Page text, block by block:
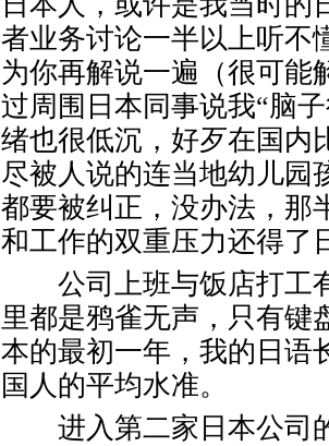
者业务讨论一半以上听不
为你再解说一遍（很可能
过周围日本同事说我“脑
绪也很低沉，好歹在国内
尽被人说的连当地幼儿园
都要被纠正，没办法，那
和工作的双重压力还得了
公司上班与饭店打工
里都是鸦雀无声，只有键
本的最初一年，我的日语
国人的平均水准。
进入第二家日本公司